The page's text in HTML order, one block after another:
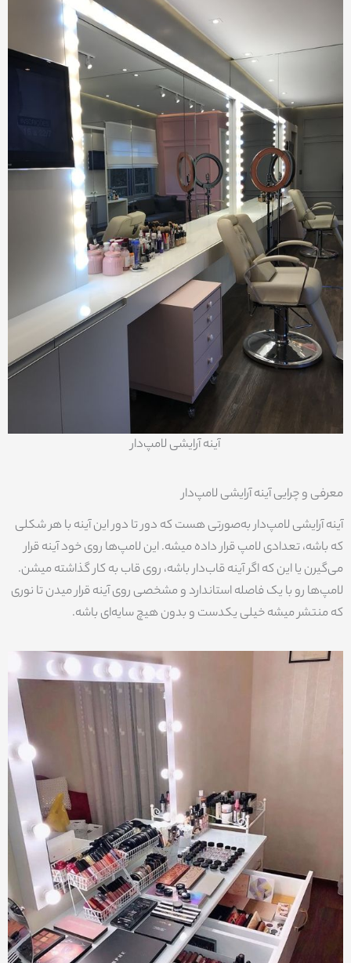
آینه آرایشی لامپ‌دار
معرفی و چرایی آینه آرایشی لامپ‌دار
آینه آرایشی لامپ‌دار به‌صورتی هست که دور تا دور این آینه با هر شکلی
که باشه، تعدادی لامپ قرار داده میشه. این لامپ‌ها روی خود آینه قرار
می‌گیرن یا این که اگر آینه قاب‌دار باشه، روی قاب به کار گذاشته میشن.
لامپ‌ها رو با یک فاصله استاندارد و مشخصی روی آینه قرار میدن تا نوری
که منتشر میشه خیلی یکدست و بدون هیچ سایه‌ای باشه.